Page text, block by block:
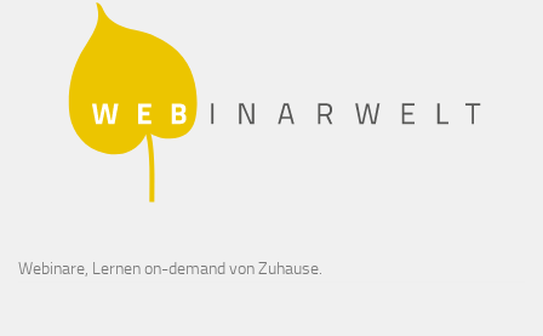
Webinare, Lernen on-demand von Zuhause.